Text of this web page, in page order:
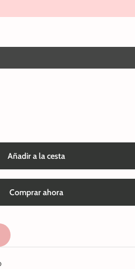
Añadir a la cesta
Comprar ahora